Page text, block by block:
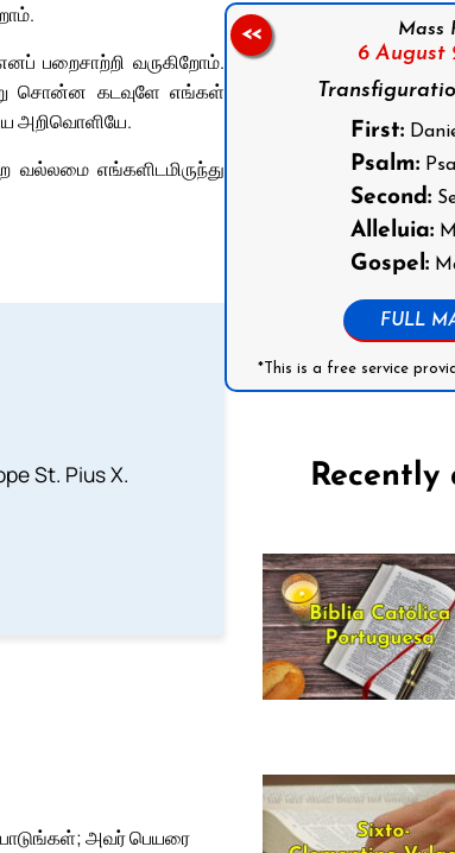
பறைசாற்றி வருகிறோம்.
சொன்ன கடவுளே எங்கள்
அறிவொளியே.
எங்களிடமிருந்து
St. Pius X.
அவர் பெயரை
Mass
6 August
First:
Psalm:
Second:
Alleluia:
Gospel:
FULL
*This is a free service
<<
Recently
July
The